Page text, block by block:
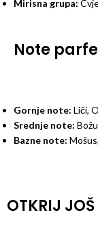
Mirisna grupa:
Note
Gornje note: Liči,
Srednje note:
Bazne note:
OTKRIJ